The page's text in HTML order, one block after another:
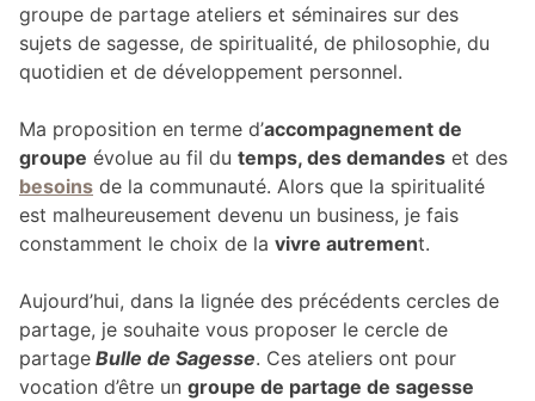
groupe de partage ateliers et séminaires sur des
sujets de sagesse, de spiritualité, de philosophie, du
quotidien et de développement personnel.
Ma proposition en terme d’accompagnement de
groupe évolue au fil du temps, des demandes et des
besoins de la communauté. Alors que la spiritualité
est malheureusement devenu un business, je fais
constamment le choix de la vivre autrement.
Aujourd’hui, dans la lignée des précédents cercles de
partage, je souhaite vous proposer le cercle de
partage Bulle de Sagesse. Ces ateliers ont pour
vocation d’être un groupe de partage de sagesse